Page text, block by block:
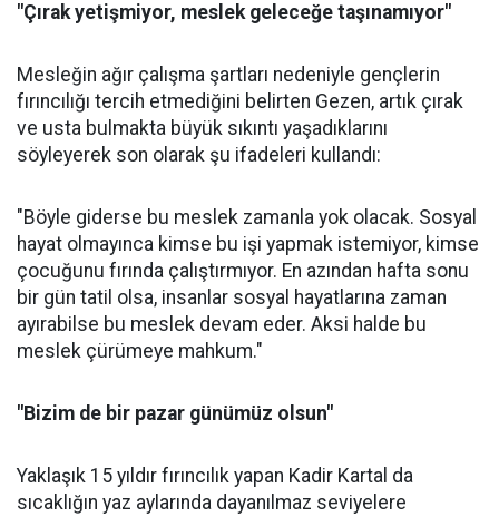
"Çırak yetişmiyor, meslek geleceğe taşınamıyor"
Mesleğin ağır çalışma şartları nedeniyle gençlerin
fırıncılığı tercih etmediğini belirten Gezen, artık çırak
ve usta bulmakta büyük sıkıntı yaşadıklarını
söyleyerek son olarak şu ifadeleri kullandı:
"Böyle giderse bu meslek zamanla yok olacak. Sosyal
hayat olmayınca kimse bu işi yapmak istemiyor, kimse
çocuğunu fırında çalıştırmıyor. En azından hafta sonu
bir gün tatil olsa, insanlar sosyal hayatlarına zaman
ayırabilse bu meslek devam eder. Aksi halde bu
meslek çürümeye mahkum."
"Bizim de bir pazar günümüz olsun"
Yaklaşık 15 yıldır fırıncılık yapan Kadir Kartal da
sıcaklığın yaz aylarında dayanılmaz seviyelere